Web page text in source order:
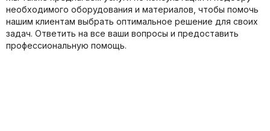
необходимого оборудования и материалов, чтобы помочь
нашим клиентам выбрать оптимальное решение для своих
задач. Ответить на все ваши вопросы и предоставить
профессиональную помощь.